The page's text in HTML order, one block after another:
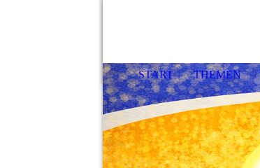
START THEMEN